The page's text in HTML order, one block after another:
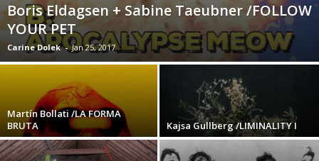
Boris Eldagsen + Sabine Taeubner /FOLLOW
YOUR PET
Carine Dolek - Jan 25, 2017
Martín Bollati /LA FORMA
BRUTA
Kajsa Gullberg /LIMINALITY I